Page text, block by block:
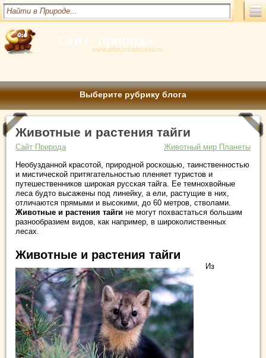
www.atlasprirodirossii.ru
Выберите рубрику блога
Животные и растения тайги
Сайт Природа
Животный мир Планеты
Необузданной красотой, природной роскошью, таинственностью
и мистической притягательностью пленяет туристов и
путешественников широкая русская тайга. Ее темнохвойные
леса будто высажены под линейку, а ели, растущие в них,
отличаются прямыми и высокими, до 60 метров, стволами.
Животные и растения тайги не могут похвастаться большим
разнообразием видов, как например, в широколиственных
лесах.
Животные и растения тайги
Из